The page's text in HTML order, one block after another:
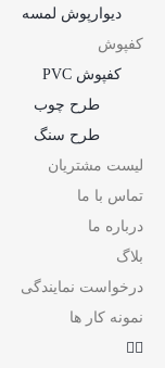
دیوارپوش لمسه
کفپوش
کفپوش PVC
طرح چوب
طرح سنگ
لیست مشتریان
تماس با ما
درباره ما
بلاگ
درخواست نمایندگی
نمونه کار ها